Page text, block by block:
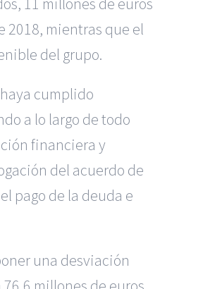
2018, mientras que el
del grupo.
cumplido
a lo largo de todo
financiera y
del acuerdo de
pago de la deuda e
una desviación